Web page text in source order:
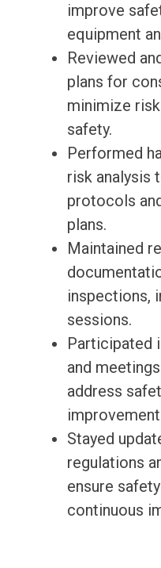
improve
equipment
Reviewed
plans for
minimize
safety.
Performed
risk analysis
protocols
plans.
Maintained
inspections,
sessions.
Participated
and
address
Stayed
regulations
ensure
continuous